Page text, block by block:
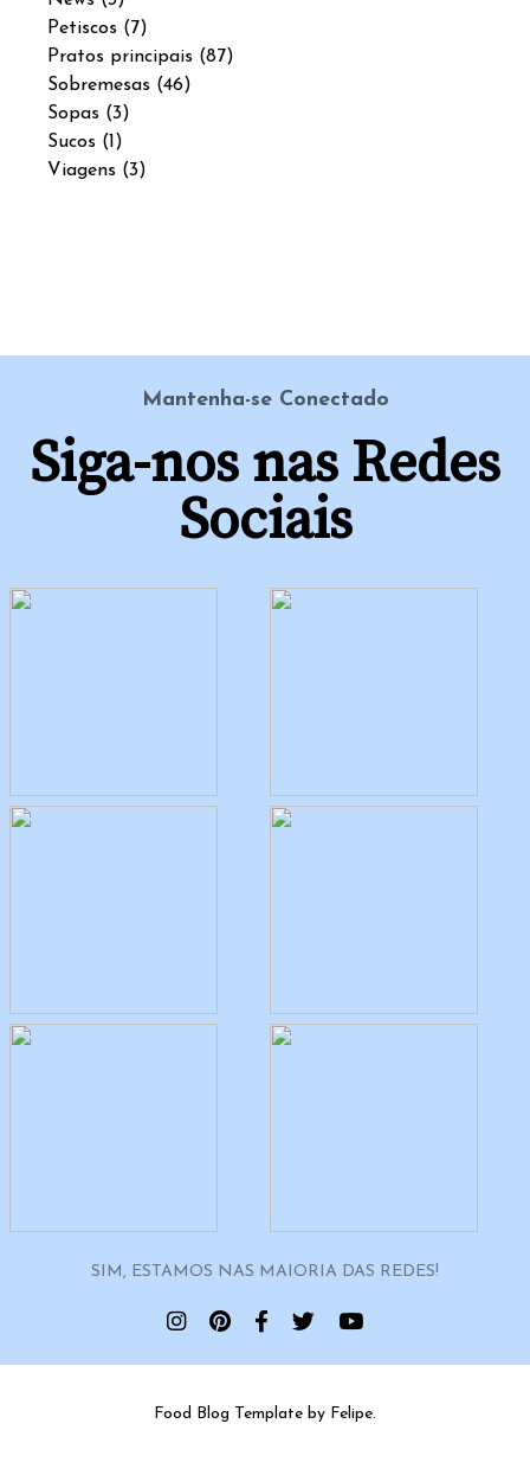
Petiscos (7)
Pratos principais (87)
Sobremesas (46)
Sopas (3)
Sucos (1)
Viagens (3)
Mantenha-se Conectado
Siga-nos nas Redes
Sociais
SIM, ESTAMOS NAS MAIORIA DAS REDES!
Food Blog Template by Felipe.